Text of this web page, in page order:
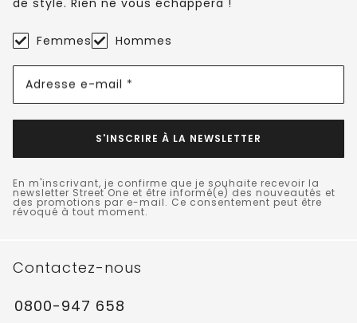
Femmes Hommes
Adresse e-mail *
S'INSCRIRE À LA NEWSLETTER
En m'inscrivant, je confirme que je souhaite recevoir la
newsletter Street One et être informé(e) des nouveautés et
des promotions par e-mail. Ce consentement peut être
révoqué à tout moment.
Contactez-nous
0800-947 658